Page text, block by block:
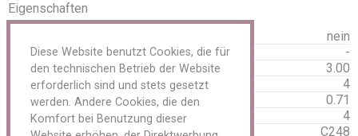
Schneeketten
Spezialwerkzeug Reifenreparatur
Tyran/ O-Ring
Ventile
Ventilverlängerung
Vulkanisiergeräte und Zubehör
Werkzeuge und Werkstattbedarf
Felgen
Eigenschaften
nein
Bauart:
-
Breite in Zoll:
3.00
Durchmesser:
4
Gewicht:
0.71
Lagenzahl:
4
Profil:
C248
Diese Website benutzt Cookies, die für
den technischen Betrieb der Website
erforderlich sind und stets gesetzt
werden. Andere Cookies, die den
Komfort bei Benutzung dieser